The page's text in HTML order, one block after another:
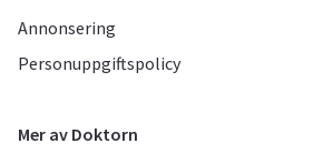
Annonsering
Personuppgiftspolicy
Mer av Doktorn